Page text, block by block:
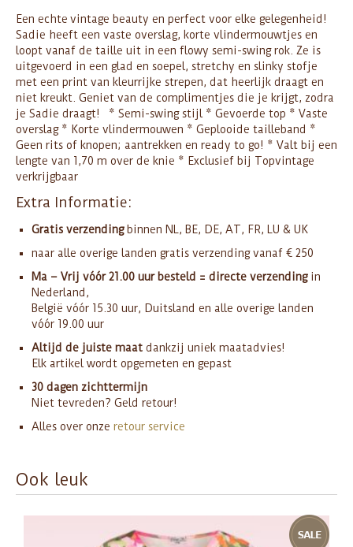
Een echte vintage beauty en perfect voor elke gelegenheid!
Sadie heeft een vaste overslag, korte vlindermouwtjes en
loopt vanaf de taille uit in een flowy semi-swing rok. Ze is
uitgevoerd in een glad en soepel, stretchy en slinky stofje
met een print van kleurrijke strepen, dat heerlijk draagt en
niet kreukt. Geniet van de complimentjes die je krijgt, zodra
je Sadie draagt! * Semi-swing stijl * Gevoerde top * Vaste
overslag * Korte vlindermouwen * Geplooide tailleband *
Geen rits of knopen; aantrekken en ready to go! * Valt bij een
lengte van 1,70 m over de knie * Exclusief bij Topvintage
verkrijgbaar
Extra Informatie:
Gratis verzendingbinnen NL, BE, DE, AT, FR, LU & UK
naar alle overige landen gratis verzending vanaf € 250
Ma – Vrij vóór 21.00 uur besteld = directe verzendingin
Nederland,
België vóór 15.30 uur, Duitsland en alle overige landen
vóór 19.00 uur
Altijd de juiste maat dankzij uniek maatadvies!
Elk artikel wordt opgemeten en gepast
30 dagen zichttermijn
Niet tevreden? Geld retour!
Alles over onze retour service
Ook leuk